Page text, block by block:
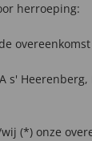
herroeping:
s'
(*) onze